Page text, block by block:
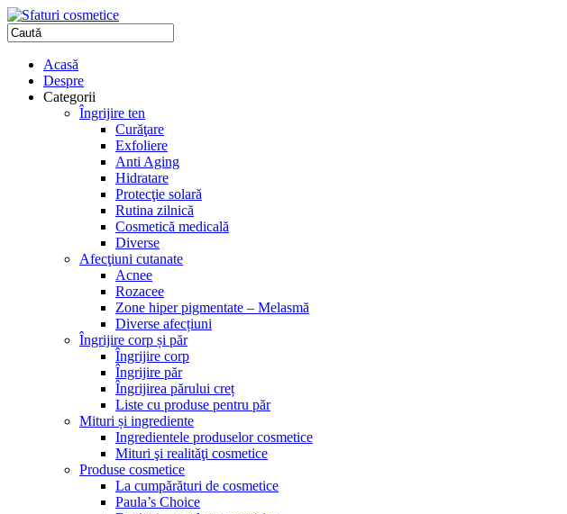
Acasă
Despre
Categorii
Îngrijire ten
Curăţare
Exfoliere
Anti Aging
Hidratare
Protecţie solară
Rutina zilnică
Cosmetică medicală
Diverse
Afecţiuni cutanate
Acnee
Rozacee
Zone hiper pigmentate – Melasmă
Diverse afecțiuni
Îngrijire corp și păr
Îngrijire corp
Îngrijire păr
Îngrijirea părului creț
Liste cu produse pentru păr
Mituri și ingrediente
Ingredientele produselor cosmetice
Mituri şi realităţi cosmetice
Produse cosmetice
La cumpărături de cosmetice
Paula’s Choice